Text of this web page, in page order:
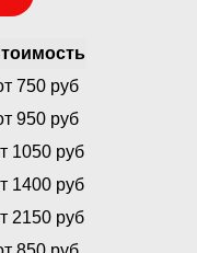
750 руб
950 руб
1050 руб
1400 руб
2150 руб